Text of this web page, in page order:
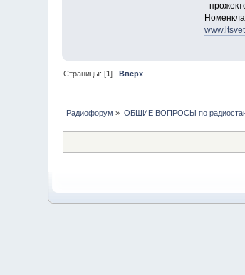
-
www.ltsvet
Страницы: [1]
Вверх
Радиофорум » ОБЩИЕ ВОПРОСЫ по